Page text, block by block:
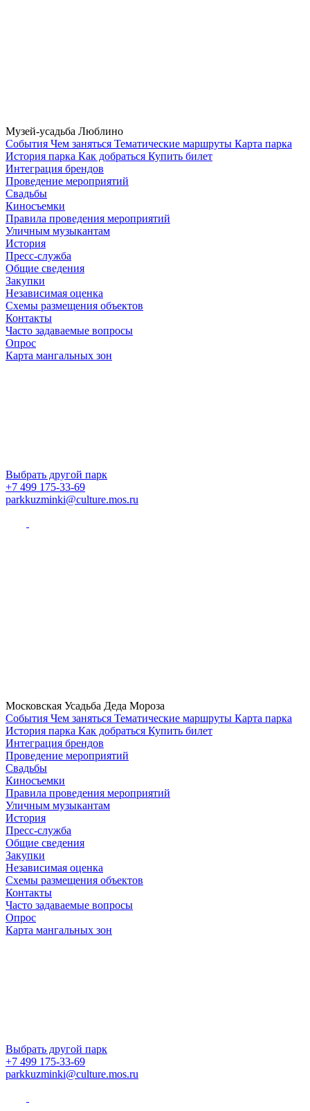
Музей-усадьба Люблино
Cобытия Чем заняться Тематические маршруты Карта парка
История парка Как добраться Купить билет
Интеграция брендов
Проведение мероприятий
Свадьбы
Киносъемки
Правила проведения мероприятий
Уличным музыкантам
История
Пресс-служба
Общие сведения
Закупки
Независимая оценка
Схемы размещения объектов
Контакты
Часто задаваемые вопросы
Опрос
Карта мангальных зон
Выбрать другой парк
+7 499 175-33-69
parkkuzminki@culture.mos.ru
Московская Усадьба Деда Мороза
Cобытия Чем заняться Тематические маршруты Карта парка
История парка Как добраться Купить билет
Интеграция брендов
Проведение мероприятий
Свадьбы
Киносъемки
Правила проведения мероприятий
Уличным музыкантам
История
Пресс-служба
Общие сведения
Закупки
Независимая оценка
Схемы размещения объектов
Контакты
Часто задаваемые вопросы
Опрос
Карта мангальных зон
Выбрать другой парк
+7 499 175-33-69
parkkuzminki@culture.mos.ru